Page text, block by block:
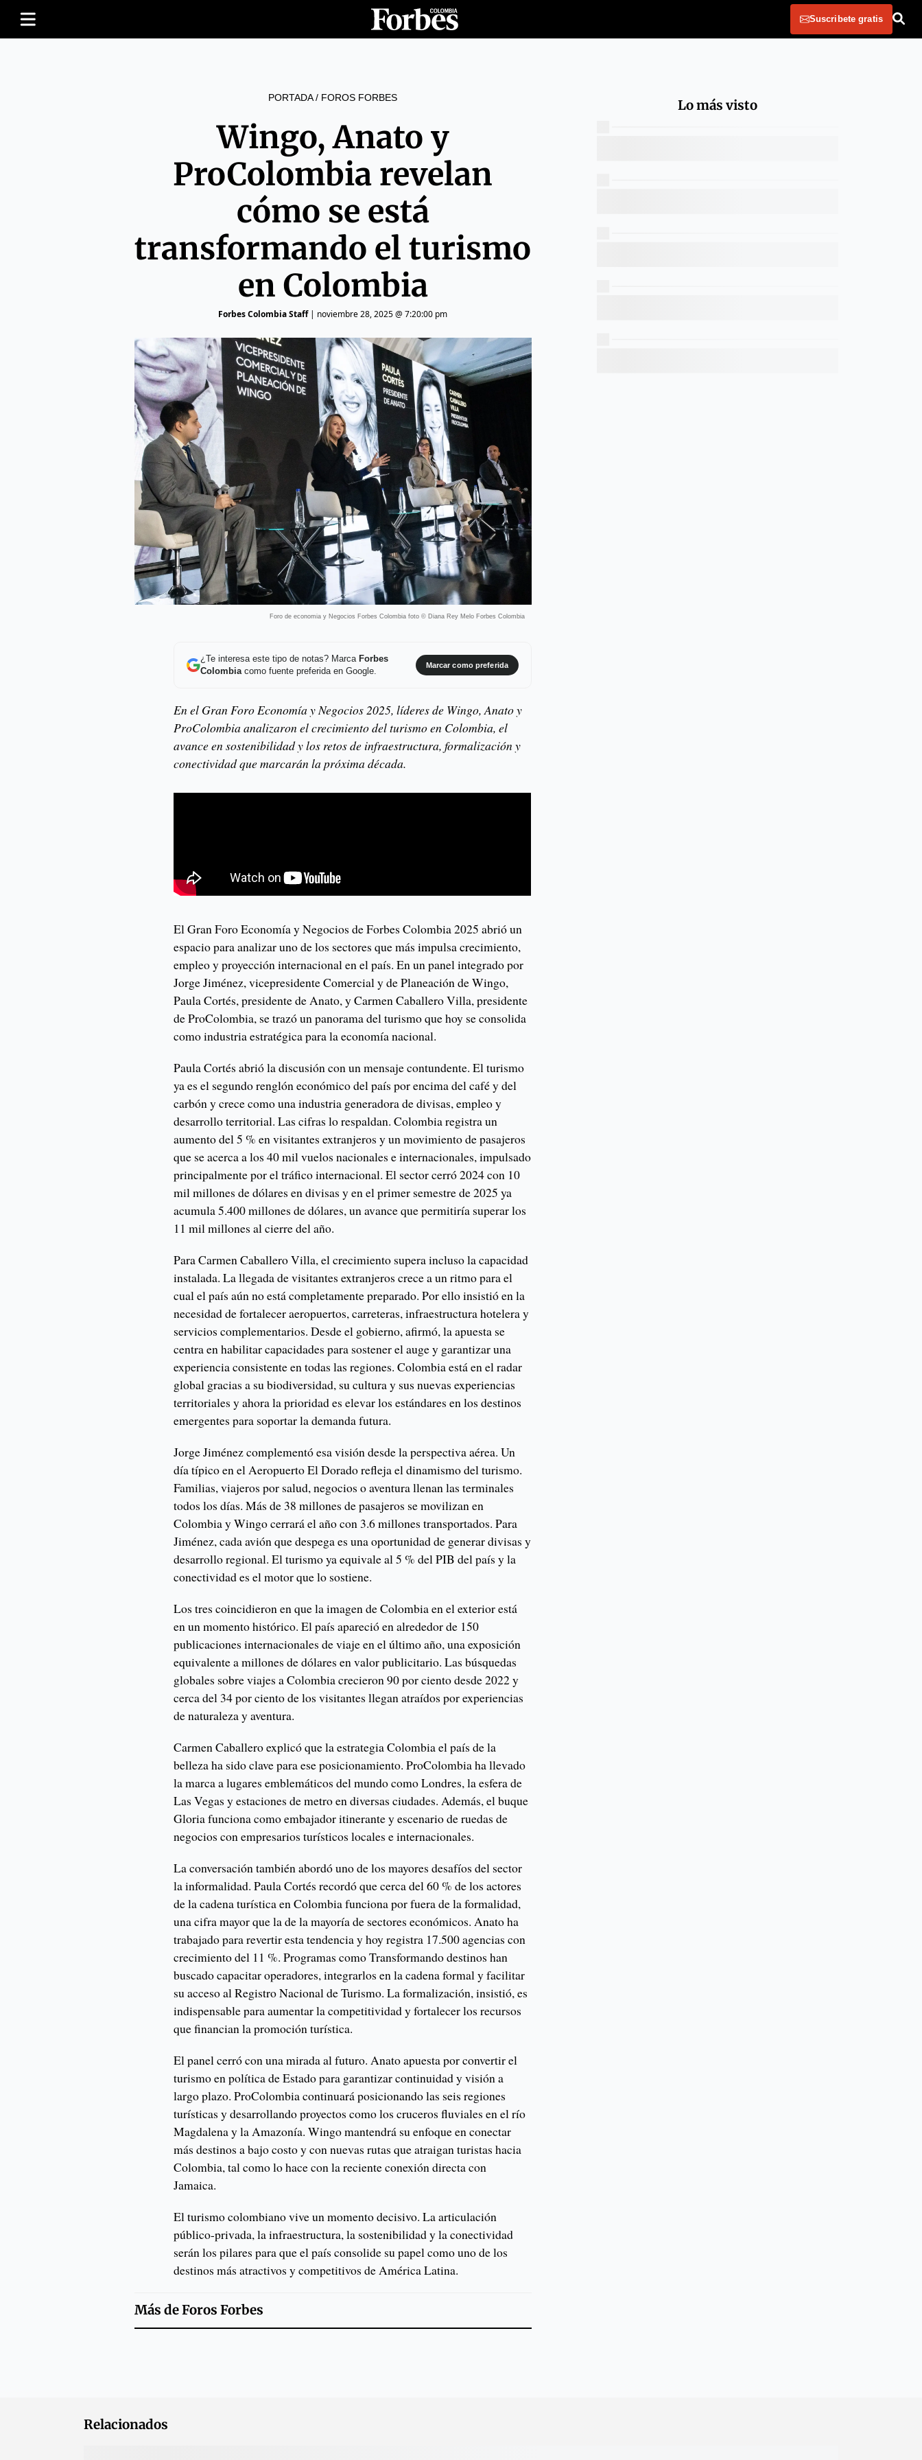
Suscribete gratis
PORTADA/ FOROS FORBES
Wingo, Anato y
ProColombia revelan
cómo se está
transformando el turismo
en Colombia
Forbes Colombia Staff| noviembre 28, 2025 @ 7:20:00 pm
Foro de economia y Negocios Forbes Colombia foto © Diana Rey Melo Forbes Colombia
¿Te interesa este tipo de notas? Marca Forbes
Colombiacomo fuente preferida en Google.
Marcar como preferida
En el Gran Foro Economía y Negocios 2025, líderes de Wingo, Anato y
ProColombia analizaron el crecimiento del turismo en Colombia, el
avance en sostenibilidad y los retos de infraestructura, formalización y
conectividad que marcarán la próxima década.
El Gran Foro Economía y Negocios de Forbes Colombia 2025 abrió un
espacio para analizar uno de los sectores que más impulsa crecimiento,
empleo y proyección internacional en el país. En un panel integrado por
Jorge Jiménez, vicepresidente Comercial y de Planeación de Wingo,
Paula Cortés, presidente de Anato, y Carmen Caballero Villa, presidente
de ProColombia, se trazó un panorama del turismo que hoy se consolida
como industria estratégica para la economía nacional.
Paula Cortés abrió la discusión con un mensaje contundente. El turismo
ya es el segundo renglón económico del país por encima del café y del
carbón y crece como una industria generadora de divisas, empleo y
desarrollo territorial. Las cifras lo respaldan. Colombia registra un
aumento del 5 % en visitantes extranjeros y un movimiento de pasajeros
que se acerca a los 40 mil vuelos nacionales e internacionales, impulsado
principalmente por el tráfico internacional. El sector cerró 2024 con 10
mil millones de dólares en divisas y en el primer semestre de 2025 ya
acumula 5.400 millones de dólares, un avance que permitiría superar los
11 mil millones al cierre del año.
Para Carmen Caballero Villa, el crecimiento supera incluso la capacidad
instalada. La llegada de visitantes extranjeros crece a un ritmo para el
cual el país aún no está completamente preparado. Por ello insistió en la
necesidad de fortalecer aeropuertos, carreteras, infraestructura hotelera y
servicios complementarios. Desde el gobierno, afirmó, la apuesta se
centra en habilitar capacidades para sostener el auge y garantizar una
experiencia consistente en todas las regiones. Colombia está en el radar
global gracias a su biodiversidad, su cultura y sus nuevas experiencias
territoriales y ahora la prioridad es elevar los estándares en los destinos
emergentes para soportar la demanda futura.
Jorge Jiménez complementó esa visión desde la perspectiva aérea. Un
día típico en el Aeropuerto El Dorado refleja el dinamismo del turismo.
Familias, viajeros por salud, negocios o aventura llenan las terminales
todos los días. Más de 38 millones de pasajeros se movilizan en
Colombia y Wingo cerrará el año con 3.6 millones transportados. Para
Jiménez, cada avión que despega es una oportunidad de generar divisas y
desarrollo regional. El turismo ya equivale al 5 % del PIB del país y la
conectividad es el motor que lo sostiene.
Los tres coincidieron en que la imagen de Colombia en el exterior está
en un momento histórico. El país apareció en alrededor de 150
publicaciones internacionales de viaje en el último año, una exposición
equivalente a millones de dólares en valor publicitario. Las búsquedas
globales sobre viajes a Colombia crecieron 90 por ciento desde 2022 y
cerca del 34 por ciento de los visitantes llegan atraídos por experiencias
de naturaleza y aventura.
Carmen Caballero explicó que la estrategia Colombia el país de la
belleza ha sido clave para ese posicionamiento. ProColombia ha llevado
la marca a lugares emblemáticos del mundo como Londres, la esfera de
Las Vegas y estaciones de metro en diversas ciudades. Además, el buque
Gloria funciona como embajador itinerante y escenario de ruedas de
negocios con empresarios turísticos locales e internacionales.
La conversación también abordó uno de los mayores desafíos del sector
la informalidad. Paula Cortés recordó que cerca del 60 % de los actores
de la cadena turística en Colombia funciona por fuera de la formalidad,
una cifra mayor que la de la mayoría de sectores económicos. Anato ha
trabajado para revertir esta tendencia y hoy registra 17.500 agencias con
crecimiento del 11 %. Programas como Transformando destinos han
buscado capacitar operadores, integrarlos en la cadena formal y facilitar
su acceso al Registro Nacional de Turismo. La formalización, insistió, es
indispensable para aumentar la competitividad y fortalecer los recursos
que financian la promoción turística.
El panel cerró con una mirada al futuro. Anato apuesta por convertir el
turismo en política de Estado para garantizar continuidad y visión a
largo plazo. ProColombia continuará posicionando las seis regiones
turísticas y desarrollando proyectos como los cruceros fluviales en el río
Magdalena y la Amazonía. Wingo mantendrá su enfoque en conectar
más destinos a bajo costo y con nuevas rutas que atraigan turistas hacia
Colombia, tal como lo hace con la reciente conexión directa con
Jamaica.
El turismo colombiano vive un momento decisivo. La articulación
público-privada, la infraestructura, la sostenibilidad y la conectividad
serán los pilares para que el país consolide su papel como uno de los
destinos más atractivos y competitivos de América Latina.
Más deForos Forbes
Lo más visto
Relacionados